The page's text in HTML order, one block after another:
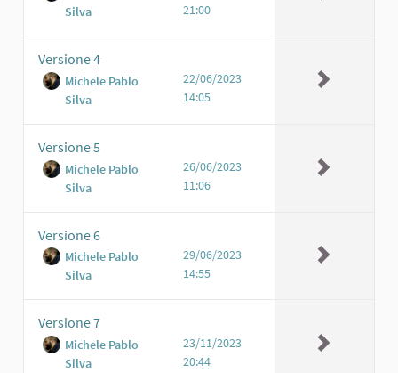
Silva
21:00
Versione 4
Michele Pablo
Silva
22/06/2023
14:05
Versione 5
Michele Pablo
Silva
26/06/2023
11:06
Versione 6
Michele Pablo
Silva
29/06/2023
14:55
Versione 7
Michele Pablo
Silva
23/11/2023
20:44